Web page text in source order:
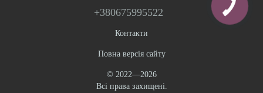
+380675995522
Контакти
Повна версія сайту
© 2022—2026
Всі права захищені.